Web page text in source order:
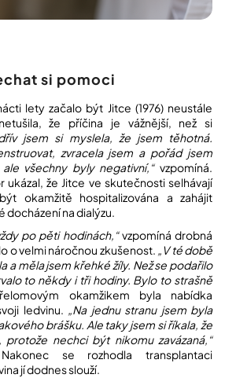
si pomoci
lety začalo být Jitce (1976) neustále
že příčina je vážnější, než si
jsem si myslela, že jsem těhotná.
zvracela jsem a pořád jsem
všechny byly negativní,“vzpomíná.
ukázal, že Jitce ve skutečnosti selhávají
okamžitě hospitalizována a zahájit
docházení na dialýzu.
po pěti hodinách,“vzpomíná drobná
o velmi náročnou zkušenost. „V té době
a měla jsem křehké žíly. Než se podařilo
to někdy i tři hodiny. Bylo to strašně
okamžikem byla nabídka
ledvinu. „Na jednu stranu jsem byla
brášku. Ale taky jsem si říkala, že
nechci být nikomu zavázaná,“
se rozhodla transplantaci
jí dodnes slouží.